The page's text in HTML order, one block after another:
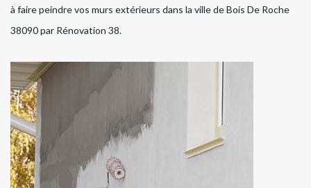
à faire peindre vos murs extérieurs dans la ville de Bois De Roche
38090 par Rénovation 38.